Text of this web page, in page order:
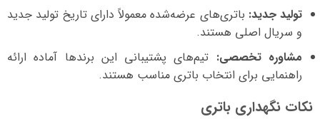
تولید جدید: باتری‌های عرضه‌شده معمولاً دارای تاریخ تولید جدید
و سریال اصلی هستند.
مشاوره تخصصی: تیم‌های پشتیبانی این برندها آماده ارائه
راهنمایی برای انتخاب باتری مناسب هستند.
نکات نگهداری باتری